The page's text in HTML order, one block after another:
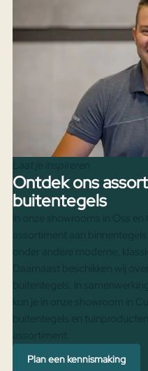
Ontdek ons
buitentegels
Plan een kennismaking